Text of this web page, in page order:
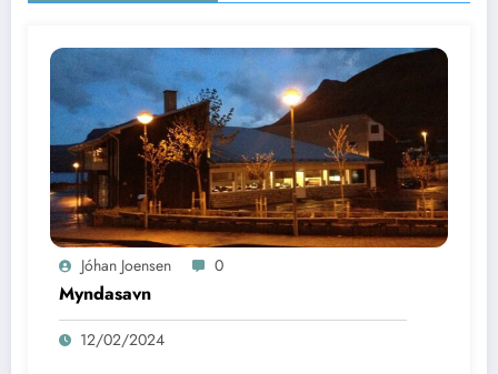
Jóhan Joensen 0
Myndasavn
12/02/2024